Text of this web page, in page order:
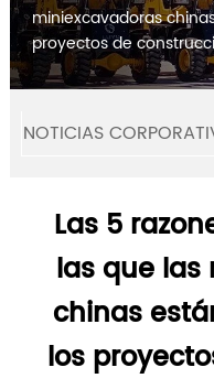
miniexcavadoras
proyectos de
NOTICIAS
Las 5
las que las
chinas
los